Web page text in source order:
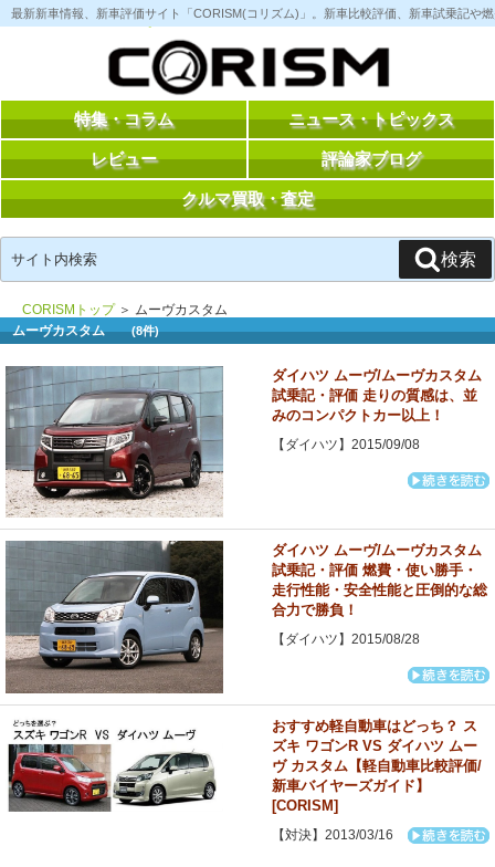
コ
ン
へ
最新新車情報、新車評価サイト「CORISM(コリズム)」。新車比較評価、新車試乗記や
特集・コラム ニュース・トピックス
レビュー 評論家ブログ
クルマ買取・査定
索:
検索
CORISMトップ＞ ムーヴカスタム
ムーヴカスタム(8件)
ダイハツ ムーヴ/ムーヴカスタム
試乗記・評価 走りの質感は、並
みのコンパクトカー以上！
【ダイハツ】2015/09/08
ダイハツ ムーヴ/ムーヴカスタム
試乗記・評価 燃費・使い勝手・
走行性能・安全性能と圧倒的な総
合力で勝負！
【ダイハツ】2015/08/28
おすすめ軽自動車はどっち？ ス
ズキ ワゴンR VS ダイハツ ムー
ヴ カスタム【軽自動車比較評価/
新車バイヤーズガイド】
[CORISM]
【対決】2013/03/16